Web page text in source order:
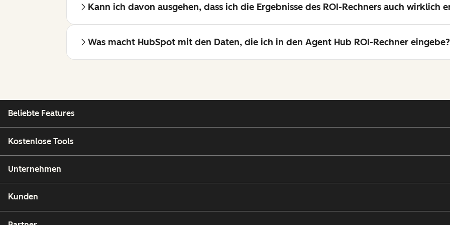
Kann ich davon ausgehen, dass ich die Ergebnisse des ROI-Rechners auch wirklich
Was macht HubSpot mit den Daten, die ich in den Agent Hub ROI-Rechner eingebe?
Beliebte Features
Kostenlose Tools
Unternehmen
Kunden